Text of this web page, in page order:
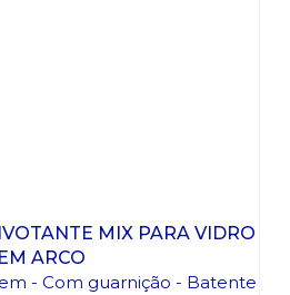
MIX PARA VIDRO
EM ARCO
- Com guarnição - Batente